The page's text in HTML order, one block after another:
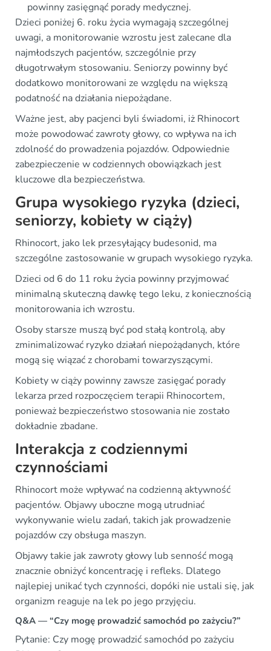
powinny zasięgnąć porady medycznej.
Dzieci poniżej 6. roku życia wymagają szczególnej
uwagi, a monitorowanie wzrostu jest zalecane dla
najmłodszych pacjentów, szczególnie przy
długotrwałym stosowaniu. Seniorzy powinny być
dodatkowo monitorowani ze względu na większą
podatność na działania niepożądane.
Ważne jest, aby pacjenci byli świadomi, iż Rhinocort
może powodować zawroty głowy, co wpływa na ich
zdolność do prowadzenia pojazdów. Odpowiednie
zabezpieczenie w codziennych obowiązkach jest
kluczowe dla bezpieczeństwa.
Grupa wysokiego ryzyka (dzieci,
seniorzy, kobiety w ciąży)
Rhinocort, jako lek przesyłający budesonid, ma
szczególne zastosowanie w grupach wysokiego ryzyka.
Dzieci od 6 do 11 roku życia powinny przyjmować
minimalną skuteczną dawkę tego leku, z koniecznością
monitorowania ich wzrostu.
Osoby starsze muszą być pod stałą kontrolą, aby
zminimalizować ryzyko działań niepożądanych, które
mogą się wiązać z chorobami towarzyszącymi.
Kobiety w ciąży powinny zawsze zasięgać porady
lekarza przed rozpoczęciem terapii Rhinocortem,
ponieważ bezpieczeństwo stosowania nie zostało
dokładnie zbadane.
Interakcja z codziennymi
czynnościami
Rhinocort może wpływać na codzienną aktywność
pacjentów. Objawy uboczne mogą utrudniać
wykonywanie wielu zadań, takich jak prowadzenie
pojazdów czy obsługa maszyn.
Objawy takie jak zawroty głowy lub senność mogą
znacznie obniżyć koncentrację i refleks. Dlatego
najlepiej unikać tych czynności, dopóki nie ustali się, jak
organizm reaguje na lek po jego przyjęciu.
Q&A — “Czy mogę prowadzić samochód po zażyciu?”
Pytanie: Czy mogę prowadzić samochód po zażyciu